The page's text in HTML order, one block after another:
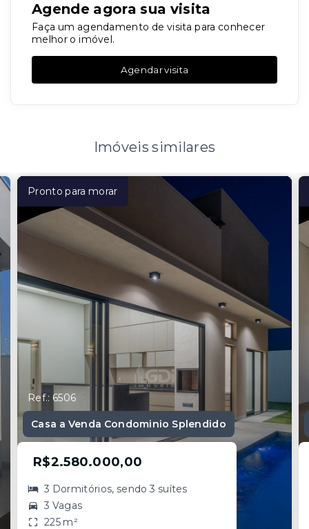
Agende agora sua visita
Faça um agendamento de visita para conhecer
melhor o imóvel.
Agendar visita
Imóveis similares
Pronto para morar
Ref.: 6506
Casa a Venda Condominio Splendido
R$2.580.000,00
3 Dormitórios, sendo 3 suítes
3 Vagas
225 m²